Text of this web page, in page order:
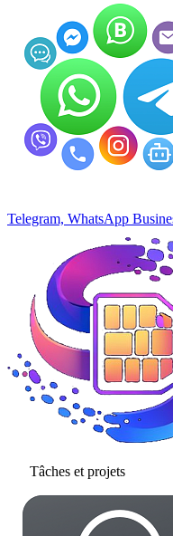
Telegram, WhatsApp
Tâches et projets